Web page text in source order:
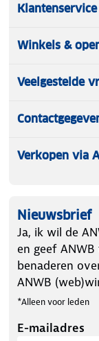
Klantenservice
Winkels &
Veelgestelde
Verkopen via
Nieuwsbrief
Ja, ik wil de
en geef
benaderen
ANWB
*Alleen voor leden
E-mailadres